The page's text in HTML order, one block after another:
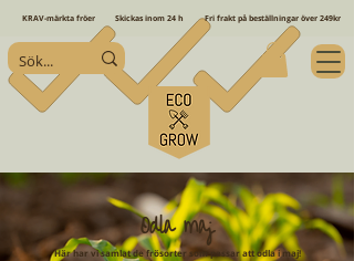
KRAV-märkta fröer Skickas inom 24 h Fri frakt på beställningar över 249kr
Odla maj
Här har vi samlat de frösorter som passar att odla i maj!